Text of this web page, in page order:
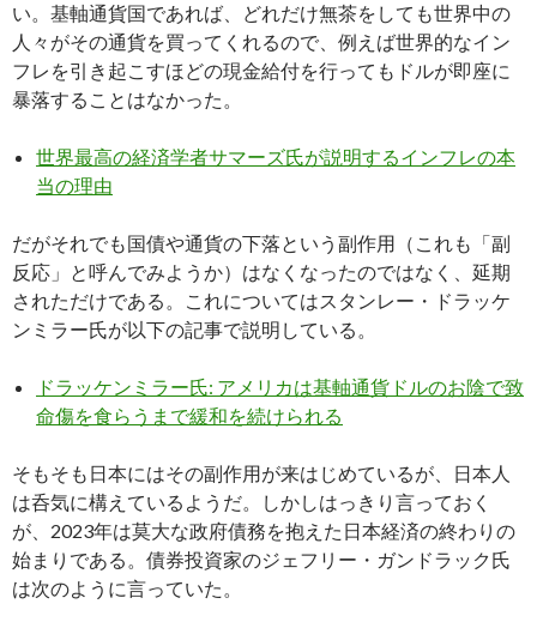
い。基軸通貨国であれば、どれだけ無茶をしても世界中の
人々がその通貨を買ってくれるので、例えば世界的なイン
フレを引き起こすほどの現金給付を行ってもドルが即座に
暴落することはなかった。
世界最高の経済学者サマーズ氏が説明するインフレの本
当の理由
だがそれでも国債や通貨の下落という副作用（これも「副
反応」と呼んでみようか）はなくなったのではなく、延期
されただけである。これについてはスタンレー・ドラッケ
ンミラー氏が以下の記事で説明している。
ドラッケンミラー氏: アメリカは基軸通貨ドルのお陰で致
命傷を食らうまで緩和を続けられる
そもそも日本にはその副作用が来はじめているが、日本人
は呑気に構えているようだ。しかしはっきり言っておく
が、2023年は莫大な政府債務を抱えた日本経済の終わりの
始まりである。債券投資家のジェフリー・ガンドラック氏
は次のように言っていた。